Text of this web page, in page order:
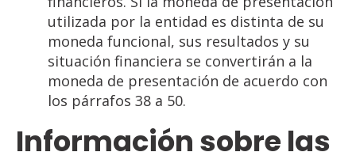
utilizada por la entidad es distinta de su
moneda funcional, sus resultados y su
situación financiera se convertirán a la
moneda de presentación de acuerdo con
los párrafos 38 a 50.
Información sobre las